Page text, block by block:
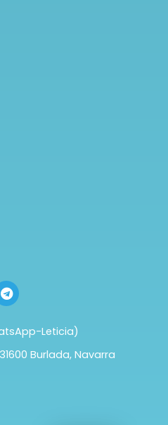
Leticia)
Burlada, Navarra